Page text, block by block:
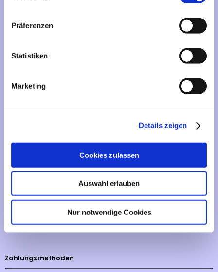
Präferenzen
Statistiken
Marketing
Details zeigen
Cookies zulassen
Auswahl erlauben
Nur notwendige Cookies
Vertrag widerrufen
Informationen
Liefer- und Versandkosten
Impressum
Sitemap
Zahlungsmethoden